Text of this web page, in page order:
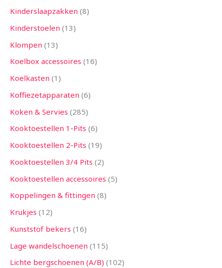
Kinderslaapzakken 8
Kinderstoelen 13
Klompen 13
Koelbox accessoires 16
Koelkasten 1
Koffiezetapparaten 6
Koken & Servies 285
Kooktoestellen 1-Pits 6
Kooktoestellen 2-Pits 19
Kooktoestellen 3/4 Pits 2
Kooktoestellen accessoires 5
Koppelingen & fittingen 8
Krukjes 12
Kunststof bekers 16
Lage wandelschoenen 115
Lichte bergschoenen (A/B) 102